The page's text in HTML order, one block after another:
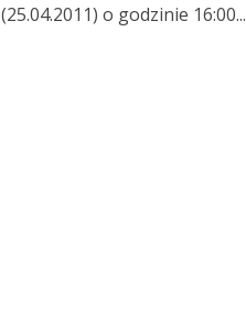
(25.04.2011) o godzinie 16:00...